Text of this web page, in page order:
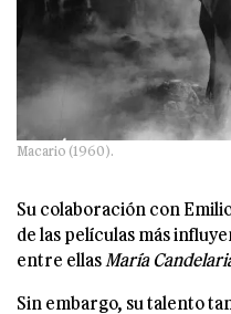
Macario (1960).
Su colaboración con
de las películas más
entre ellas María
Sin embargo, su talento